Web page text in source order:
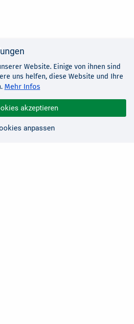
Website. Einige von ihnen sind
uns helfen, diese Website und Ihre
Mehr Infos
akzeptieren
anpassen